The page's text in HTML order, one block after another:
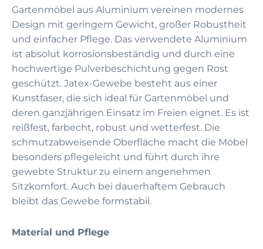
Gartenmöbel aus Aluminium vereinen modernes
Design mit geringem Gewicht, großer Robustheit
und einfacher Pflege. Das verwendete Aluminium
ist absolut korrosionsbeständig und durch eine
hochwertige Pulverbeschichtung gegen Rost
geschützt. Jatex-Gewebe besteht aus einer
Kunstfaser, die sich ideal für Gartenmöbel und
deren ganzjährigen Einsatz im Freien eignet. Es ist
reißfest, farbecht, robust und wetterfest. Die
schmutzabweisende Oberfläche macht die Möbel
besonders pflegeleicht und führt durch ihre
gewebte Struktur zu einem angenehmen
Sitzkomfort. Auch bei dauerhaftem Gebrauch
bleibt das Gewebe formstabil.
Material und Pflege